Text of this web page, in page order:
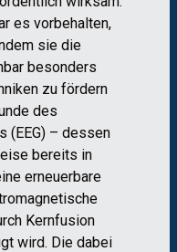
es vorbehalten,
sie die
besonders
zu fördern
des
(EEG) – dessen
bereits in
erneuerbare
Kernfusion
wird. Die dabei